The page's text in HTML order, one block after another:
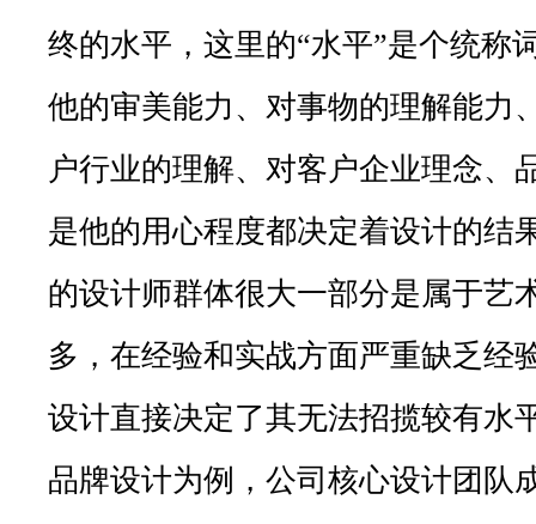
终的水平，这里的“水平”是个统称
他的审美能力、对事物的理解能力
户行业的理解、对客户企业理念、
是他的用心程度都决定着设计的结
的设计师群体很大一部分是属于艺
多，在经验和实战方面严重缺乏经
设计直接决定了其无法招揽较有水
品牌设计为例，公司核心设计团队